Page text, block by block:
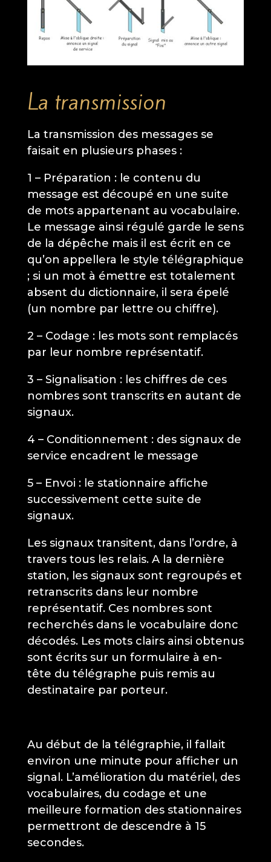
La transmission
La transmission des messages se
faisait en plusieurs phases :
1 – Préparation : le contenu du
message est découpé en une suite
de mots appartenant au vocabulaire.
Le message ainsi régulé garde le sens
de la dépêche mais il est écrit en ce
qu’on appellera le style télégraphique
; si un mot à émettre est totalement
absent du dictionnaire, il sera épelé
(un nombre par lettre ou chiffre).
2 – Codage : les mots sont remplacés
par leur nombre représentatif.
3 – Signalisation : les chiffres de ces
nombres sont transcrits en autant de
signaux.
4 – Conditionnement : des signaux de
service encadrent le message
5 – Envoi : le stationnaire affiche
successivement cette suite de
signaux.
Les signaux transitent, dans l’ordre, à
travers tous les relais. A la dernière
station, les signaux sont regroupés et
retranscrits dans leur nombre
représentatif. Ces nombres sont
recherchés dans le vocabulaire donc
décodés. Les mots clairs ainsi obtenus
sont écrits sur un formulaire à en-
tête du télégraphe puis remis au
destinataire par porteur.
Au début de la télégraphie, il fallait
environ une minute pour afficher un
signal. L’amélioration du matériel, des
vocabulaires, du codage et une
meilleure formation des stationnaires
permettront de descendre à 15
secondes.